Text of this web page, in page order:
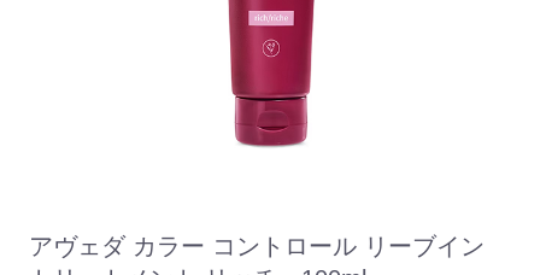
アヴェダ カラー コントロール リーブイン